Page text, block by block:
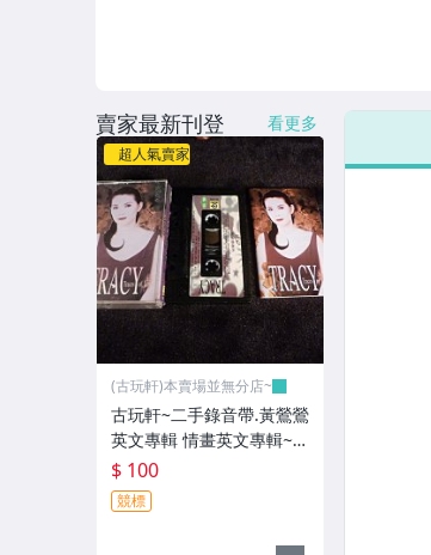
賣家最新刊登 看更多
超人氣賣家
(古玩軒)本賣場並無分店~
古玩軒~二手錄音帶.黃鶯鶯
英文專輯 情畫英文專輯~G
GG101
$ 100
競標